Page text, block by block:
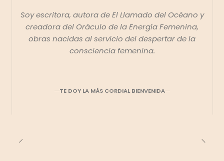
Soy escritora, autora deEl Llamado del Océano y
creadora del Oráculo de la Energía Femenina,
obras nacidas al servicio del despertar de la
consciencia femenina.
TE DOY LA MÁS CORDIAL BIENVENIDA